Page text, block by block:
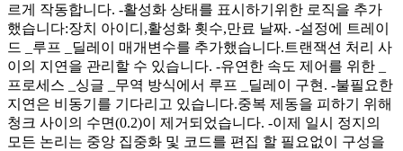
르게 작동합니다. -활성화 상태를 표시하기위한 로직을 추가
했습니다:장치 아이디,활성화 횟수,만료 날짜. -설정에 트레이
드 _루프 _딜레이 매개변수를 추가했습니다.트랜잭션 처리 사
이의 지연을 관리할 수 있습니다. -유연한 속도 제어를 위한 _
프로세스 _싱글 _무역 방식에서 루프 _딜레이 구현. -불필요한
지연은 비동기를 기다리고 있습니다.중복 제동을 피하기 위해
청크 사이의 수면(0.2)이 제거되었습니다. -이제 일시 정지의
모든 논리는 중앙 집중화 및 코드를 편집 할 필요없이 구성을